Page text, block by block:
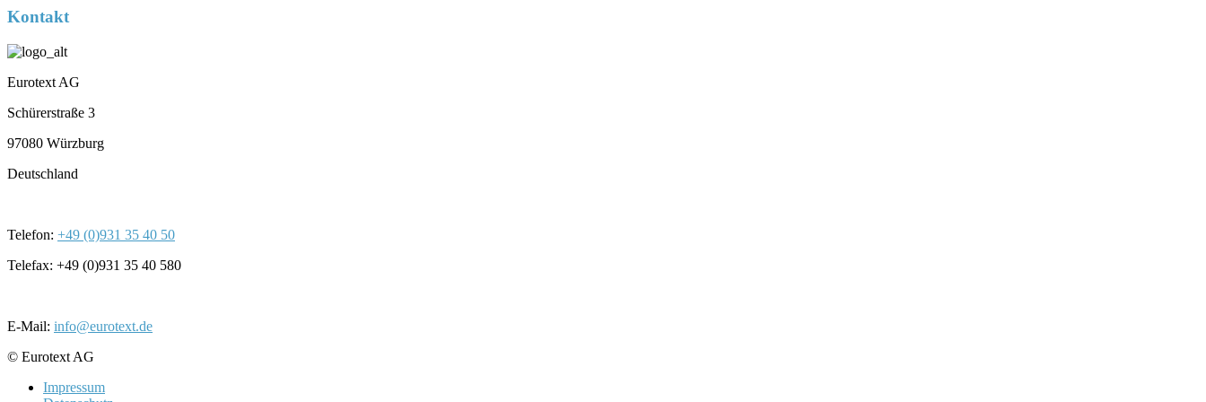
Kontakt
Eurotext AG
Schürerstraße 3
97080 Würzburg
Deutschland
Telefon: +49 (0)931 35 40 50
Telefax: +49 (0)931 35 40 580
E-Mail: info@eurotext.de
© Eurotext AG
Impressum